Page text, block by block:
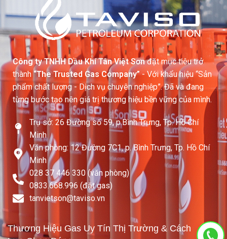
Công ty TNHH Dầu Khí Tân Việt Sơnđặt mục tiêu trở
thành “The Trusted Gas Company”- Với khẩu hiệu “Sản
phẩm chất lượng - Dịch vụ chuyên nghiệp”. Đã và đang
từng bước tạo nên giá trị thương hiệu bền vững của mình.
Trụ sở: 26 Đường số 59, p.Bình Trưng, Tp. Hồ Chí
Minh
Văn phòng: 12 Đường 7C1, p. Bình Trưng, Tp. Hồ Chí
Minh
028 37 446 330 (văn phòng)
0833.668.996 (đặt gas)
tanvietson@taviso.vn​
Thương Hiệu Gas Uy Tín Thị Trường & Cách